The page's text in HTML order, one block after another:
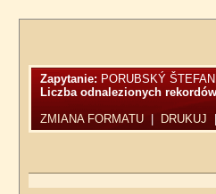
Zapytanie: PORUBSKÝ ŠTEFAN
Liczba odnalezionych
ZMIANA FORMATU
DRUKUJ